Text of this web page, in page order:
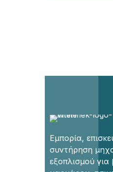
Εμπορία,
συντήρηση
εξοπλισμού για